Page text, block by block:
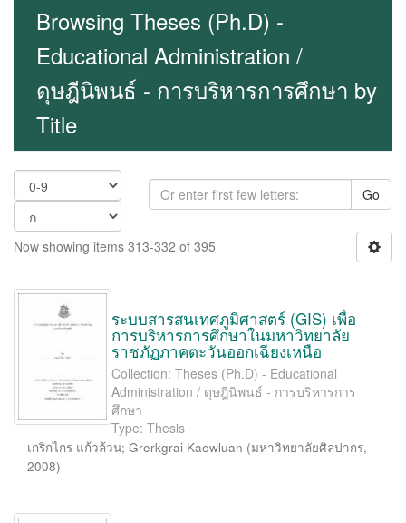
Browsing Theses (Ph.D) -
Educational Administration /
ดุษฎีนิพนธ์ - การบริหารการศึกษา by
Title
Go
Now showing items 313-332 of 395
ระบบสารสนเทศภูมิศาสตร์ (GIS) เพื่อ
การบริหารการศึกษาในมหาวิทยาลัย
ราชภัฏภาคตะวันออกเฉียงเหนือ
Collection: Theses (Ph.D) - Educational
Administration / ดุษฎีนิพนธ์ - การบริหารการ
ศึกษา
Type: Thesis
เกริกไกร แก้วล้วน; Grerkgrai Kaewluan (มหาวิทยาลัยศิลปากร,
2008)